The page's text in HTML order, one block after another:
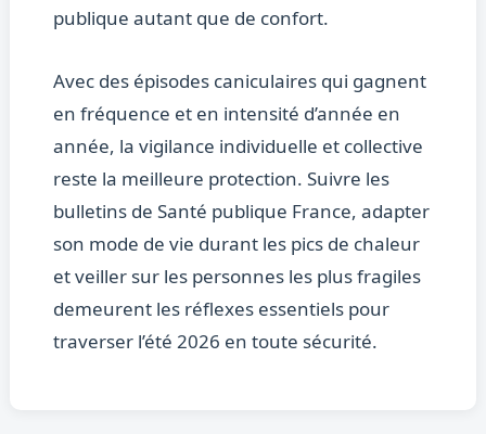
publique autant que de confort.
Avec des épisodes caniculaires qui gagnent
en fréquence et en intensité d’année en
année, la vigilance individuelle et collective
reste la meilleure protection. Suivre les
bulletins de Santé publique France, adapter
son mode de vie durant les pics de chaleur
et veiller sur les personnes les plus fragiles
demeurent les réflexes essentiels pour
traverser l’été 2026 en toute sécurité.